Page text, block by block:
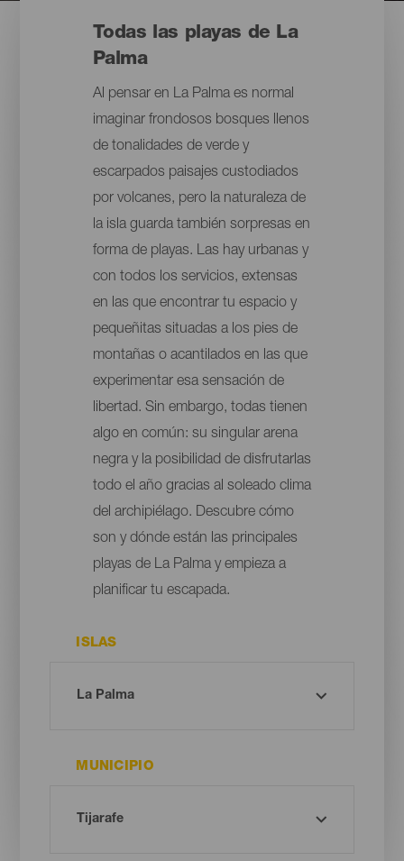
Todas las playas de La
Palma
Al pensar en La Palma es normal
imaginar frondosos bosques llenos
de tonalidades de verde y
escarpados paisajes custodiados
por volcanes, pero la naturaleza de
la isla guarda también sorpresas en
forma de playas. Las hay urbanas y
con todos los servicios, extensas
en las que encontrar tu espacio y
pequeñitas situadas a los pies de
montañas o acantilados en las que
experimentar esa sensación de
libertad. Sin embargo, todas tienen
algo en común: su singular arena
negra y la posibilidad de disfrutarlas
todo el año gracias al soleado clima
del archipiélago. Descubre cómo
son y dónde están las principales
playas de La Palma y empieza a
planificar tu escapada.
ISLAS
MUNICIPIO